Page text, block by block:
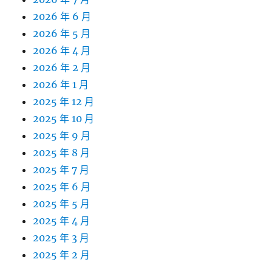
2026 年 6 月
2026 年 5 月
2026 年 4 月
2026 年 2 月
2026 年 1 月
2025 年 12 月
2025 年 10 月
2025 年 9 月
2025 年 8 月
2025 年 7 月
2025 年 6 月
2025 年 5 月
2025 年 4 月
2025 年 3 月
2025 年 2 月